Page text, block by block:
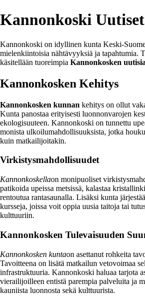
Kannonkoski Uutiset
Kannonkoski on idyllinen kunta Keski-
mielenkiintoisia nähtävyyksiä ja tapahtumia.
käsitellään tuoreimpia Kannonkosken uutisia
Kannonkosken Kehitys
Kannonkosken kunnan kehitys on ollut
Kunta panostaa erityisesti luonnonvarojen
ekologisuuteen. Kannonkoski on tunnettu
monista ulkoilumahdollisuuksista, jotka
kuin matkailijoitakin.
Virkistysmahdollisuudet
Kannonkoskellaon monipuoliset
patikoida upeissa metsissä, kalastaa
rentoutua rantasaunalla. Lisäksi kunta
kursseja, joissa voit oppia uusia taitoja tai
kulttuuriin.
Kannonkosken Tulevaisuuden
Kannonkosken kuntaon asettanut rohkeita
Tavoitteena on lisätä matkailun vetovoimaa
infrastruktuuria. Kannonkoski haluaa tarjota
vierailijoilleen entistä parempia palveluita ja
kauniista luonnosta sekä kulttuurista.